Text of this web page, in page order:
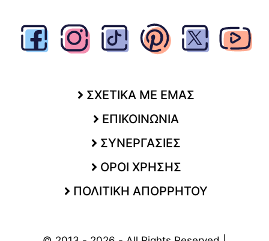
ΣΧΕΤΙΚΑ ΜΕ ΕΜΑΣ
ΕΠΙΚΟΙΝΩΝΙΑ
ΣΥΝΕΡΓΑΣΙΕΣ
ΟΡΟΙ ΧΡΗΣΗΣ
ΠΟΛΙΤΙΚΗ ΑΠΟΡΡΗΤΟΥ